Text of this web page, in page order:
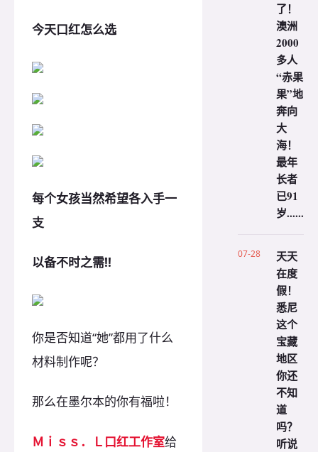
今天口红怎么选
每个女孩当然希望各入手一
支
以备不时之需!!
你是否知道“她”都用了什么
材料制作呢？
那么在墨尔本的你有福啦！
Ｍｉｓｓ．Ｌ口红工作室给
了！
澳洲
2000
多人
“赤果
果”地
奔向
大
海！
最年
长者
已91
岁......
07-28
天天
在度
假！
悉尼
这个
宝藏
地区
你还
不知
道
吗？
听说